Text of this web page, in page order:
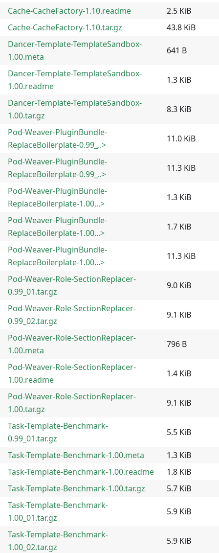
Cache-CacheFactory-1.10.readme
2.5 KiB
Cache-CacheFactory-1.10.tar.gz
43.8 KiB
Dancer-Template-TemplateSandbox-
1.00.meta
641 B
Dancer-Template-TemplateSandbox-
1.00.readme
1.3 KiB
Dancer-Template-TemplateSandbox-
1.00.tar.gz
8.3 KiB
Pod-Weaver-PluginBundle-
ReplaceBoilerplate-0.99_..>
11.0 KiB
Pod-Weaver-PluginBundle-
ReplaceBoilerplate-0.99_..>
11.3 KiB
Pod-Weaver-PluginBundle-
ReplaceBoilerplate-1.00...>
1.3 KiB
Pod-Weaver-PluginBundle-
ReplaceBoilerplate-1.00...>
1.7 KiB
Pod-Weaver-PluginBundle-
ReplaceBoilerplate-1.00...>
11.3 KiB
Pod-Weaver-Role-SectionReplacer-
0.99_01.tar.gz
9.0 KiB
Pod-Weaver-Role-SectionReplacer-
0.99_02.tar.gz
9.1 KiB
Pod-Weaver-Role-SectionReplacer-
1.00.meta
796 B
Pod-Weaver-Role-SectionReplacer-
1.00.readme
1.4 KiB
Pod-Weaver-Role-SectionReplacer-
1.00.tar.gz
9.1 KiB
Task-Template-Benchmark-
0.99_01.tar.gz
5.5 KiB
Task-Template-Benchmark-1.00.meta
1.3 KiB
Task-Template-Benchmark-1.00.readme
1.8 KiB
Task-Template-Benchmark-1.00.tar.gz
5.7 KiB
Task-Template-Benchmark-
1.00_01.tar.gz
5.9 KiB
Task-Template-Benchmark-
1.00_02.tar.gz
5.9 KiB